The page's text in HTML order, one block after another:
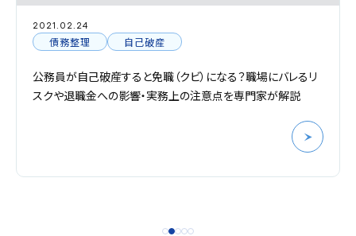
自己破産
己破産すると免職（クビ）になる？職場にバレるリ
金への影響・実務上の注意点を専門家が解説
連帯保証